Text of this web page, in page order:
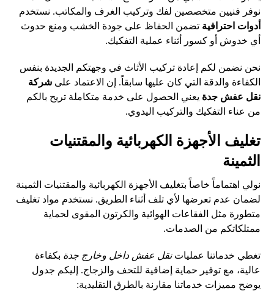
نوفر فنيين متخصصين لفك وتركيب الغرف والمكاتب. نستخدم
أدوات احترافية تضمن الحفاظ على جودة الخشب ومنع حدوث
أي خدوش أو كسور أثناء عملية التفكيك.
نحن نضمن لكم إعادة تركيب الأثاث في وجهتكم الجديدة بنفس
الكفاءة والدقة التي كان عليها سابقاً. إن الاعتماد علىشركة
نقل عفش جدة يعني الحصول على خدمة متكاملة تريح بالكم
من عناء التفكيك والتركيب اليدوي.
تغليف الأجهزة الكهربائية والمقتنيات
الثمينة
نولي اهتماماً خاصاً بتغليف الأجهزة الكهربائية والمقتنيات الثمينة
لضمان عدم تعرضها لأي تلف أثناء الطريق. نستخدم مواد تغليف
متطورة مثل الفقاعات الهوائية والكرتون المقوى لحماية
ممتلكاتكم من الصدمات.
تغطي خدماتنا عملياتنقل عفش داخل وخارج جدة بكفاءة
عالية، مع توفير حماية إضافية للتحف والزجاج. إليكم جدول
يوضح مميزات خدماتنا مقارنة بالطرق التقليدية: